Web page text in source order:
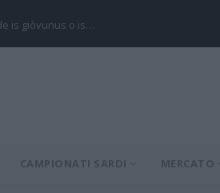
is giòvunus o is…
CAMPIONATI SARDI MERCATO